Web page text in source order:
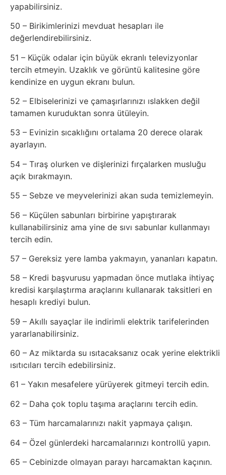
Uzay
Web
Siteleri
Webmaster
WordPress
Yapay
Yemek
Youtube
yapabilirsiniz.
50 – Birikimlerinizi mevduat hesapları ile
değerlendirebilirsiniz.
51 – Küçük odalar için büyük ekranlı televizyonlar
tercih etmeyin. Uzaklık ve görüntü kalitesine göre
kendinize en uygun ekranı bulun.
52 – Elbiselerinizi ve çamaşırlarınızı ıslakken değil
tamamen kuruduktan sonra ütüleyin.
53 – Evinizin sıcaklığını ortalama 20 derece olarak
ayarlayın.
54 – Tıraş olurken ve dişlerinizi fırçalarken musluğu
açık bırakmayın.
55 – Sebze ve meyvelerinizi akan suda temizlemeyin.
56 – Küçülen sabunları birbirine yapıştırarak
kullanabilirsiniz ama yine de sıvı sabunlar kullanmayı
tercih edin.
57 – Gereksiz yere lamba yakmayın, yananları kapatın.
58 – Kredi başvurusu yapmadan önce mutlaka ihtiyaç
kredisi karşılaştırma araçlarını kullanarak taksitleri en
hesaplı krediyi bulun.
59 – Akıllı sayaçlar ile indirimli elektrik tarifelerinden
yararlanabilirsiniz.
60 – Az miktarda su ısıtacaksanız ocak yerine elektrikli
ısıtıcıları tercih edebilirsiniz.
61 – Yakın mesafelere yürüyerek gitmeyi tercih edin.
62 – Daha çok toplu taşıma araçlarını tercih edin.
63 – Tüm harcamalarınızı nakit yapmaya çalışın.
64 – Özel günlerdeki harcamalarınızı kontrollü yapın.
65 – Cebinizde olmayan parayı harcamaktan kaçının.